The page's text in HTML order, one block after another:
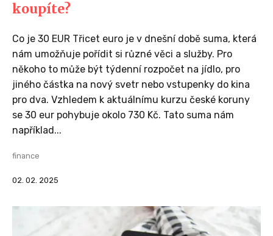
koupíte?
Co je 30 EUR Třicet euro je v dnešní době suma, která
nám umožňuje pořídit si různé věci a služby. Pro
někoho to může být týdenní rozpočet na jídlo, pro
jiného částka na nový svetr nebo vstupenky do kina
pro dva. Vzhledem k aktuálnímu kurzu české koruny
se 30 eur pohybuje okolo 730 Kč. Tato suma nám
například...
finance
02. 02. 2025